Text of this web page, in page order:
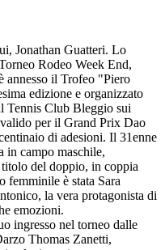
Jonathan Guatteri. Lo
Rodeo Week End,
annesso il Trofeo "Piero
edizione e organizzato
Tennis Club Bleggio sui
per il Grand Prix Dao
di adesioni. Il 31enne
in campo maschile,
del doppio, in coppia
femminile è stata Sara
la vera protagonista di
emozioni.
ingresso nel torneo dalle
Thomas Zanetti,